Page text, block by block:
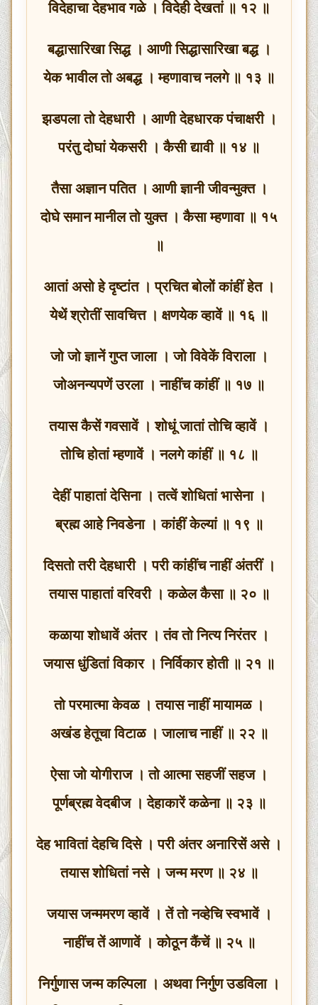
विदेहाचा देहभाव गळे । विदेही देखतां ॥ १२ ॥
बद्धासारिखा सिद्ध । आणी सिद्धासारिखा बद्ध ।
येक भावील तो अबद्ध । म्हणावाच नलगे ॥ १३ ॥
झडपला तो देहधारी । आणी देहधारक पंचाक्षरी ।
परंतु दोघां येकसरी । कैसी द्यावी ॥ १४ ॥
तैसा अज्ञान पतित । आणी ज्ञानी जीवन्मुक्त ।
दोघे समान मानील तो युक्त । कैसा म्हणावा ॥ १५
॥
आतां असो हे दृष्टांत । प्रचित बोलों कांहीं हेत ।
येथें श्रोतीं सावचित्त । क्षणयेक व्हावें ॥ १६ ॥
जो जो ज्ञानें गुप्त जाला । जो विवेकें विराला ।
जोअनन्यपणें उरला । नाहींच कांहीं ॥ १७ ॥
तयास कैसें गवसावें । शोधूं जातां तोचि व्हावें ।
तोचि होतां म्हणावें । नलगे कांहीं ॥ १८ ॥
देहीं पाहातां देसिना । तत्वें शोधितां भासेना ।
ब्रह्म आहे निवडेना । कांहीं केल्यां ॥ १९ ॥
दिसतो तरी देहधारी । परी कांहींच नाहीं अंतरीं ।
तयास पाहातां वरिवरी । कळेल कैसा ॥ २० ॥
कळाया शोधावें अंतर । तंव तो नित्य निरंतर ।
जयास धुंडितां विकार । निर्विकार होती ॥ २१ ॥
तो परमात्मा केवळ । तयास नाहीं मायामळ ।
अखंड हेतूचा विटाळ । जालाच नाहीं ॥ २२ ॥
ऐसा जो योगीराज । तो आत्मा सहजीं सहज ।
पूर्णब्रह्म वेदबीज । देहाकारें कळेना ॥ २३ ॥
देह भावितां देहचि दिसे । परी अंतर अनारिसें असे ।
तयास शोधितां नसे । जन्म मरण ॥ २४ ॥
जयास जन्ममरण व्हावें । तें तो नव्हेचि स्वभावें ।
नाहींच तें आणावें । कोठून कैंचें ॥ २५ ॥
निर्गुणास जन्म कल्पिला । अथवा निर्गुण उडविला ।